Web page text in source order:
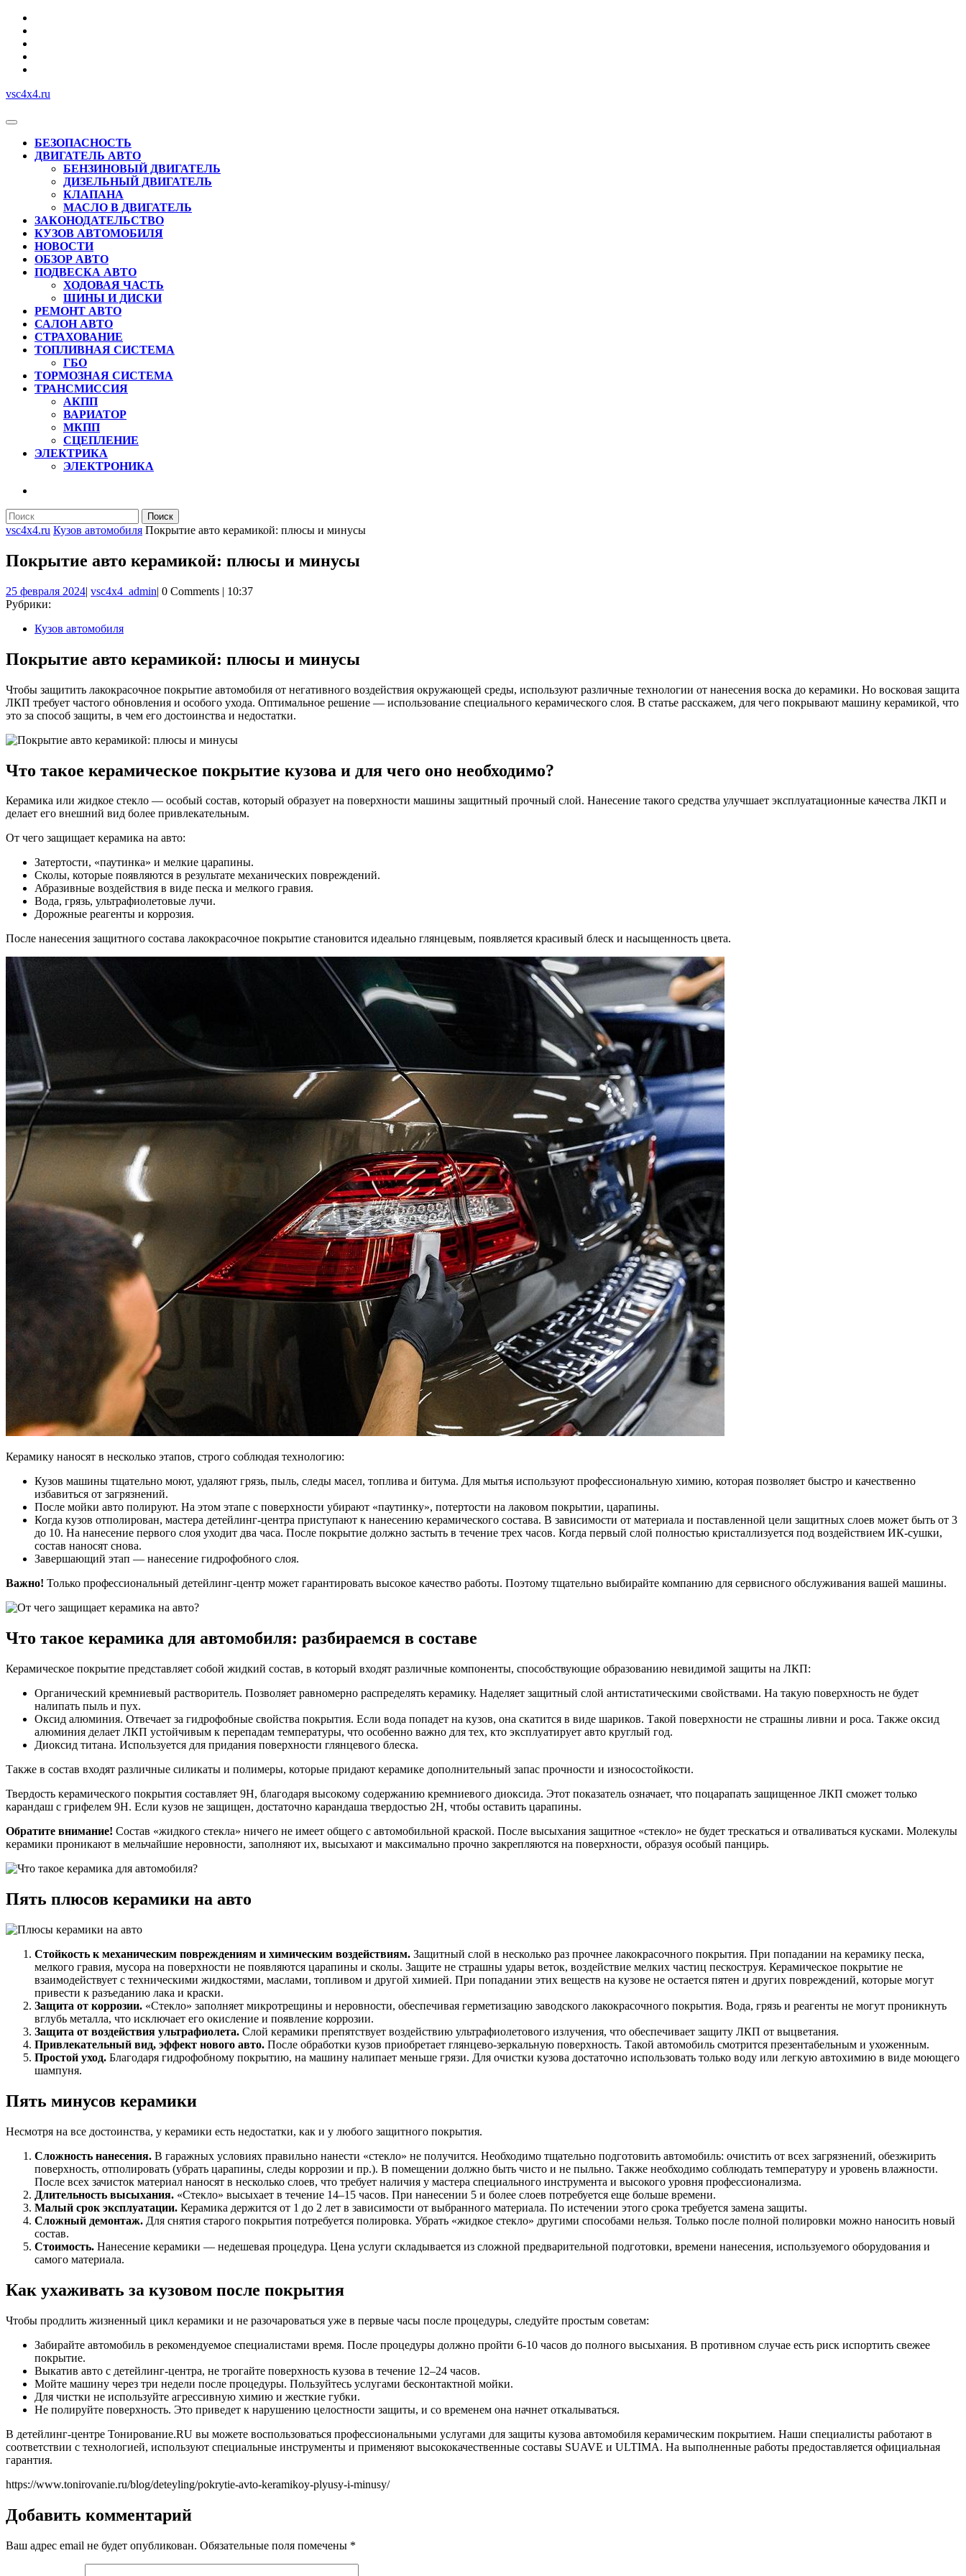
Перейти
содержимому
vsc4x4.ru
Кнопка
ОткрытьБЕЗОПАСНОСТЬ
ДВИГАТЕЛЬ АВТО
БЕНЗИНОВЫЙ ДВИГАТЕЛЬ
ДИЗЕЛЬНЫЙ ДВИГАТЕЛЬ
КЛАПАНА
МАСЛО В ДВИГАТЕЛЬ
ЗАКОНОДАТЕЛЬСТВО
КУЗОВ АВТОМОБИЛЯ
НОВОСТИ
ОБЗОР АВТО
ПОДВЕСКА АВТО
ХОДОВАЯ ЧАСТЬ
ШИНЫ И ДИСКИ
РЕМОНТ АВТО
САЛОН АВТО
СТРАХОВАНИЕ
ТОПЛИВНАЯ СИСТЕМА
ГБО
ТОРМОЗНАЯ СИСТЕМА
ТРАНСМИССИЯ
АКПП
ВАРИАТОР
МКПП
СЦЕПЛЕНИЕ
ЭЛЕКТРИКА
ЭЛЕКТРОНИКА
КНОПКА
Найти:
vsc4x4.ru Кузов автомобиля Покрытие авто керамикой: плюсы и минусы
Покрытие авто керамикой: плюсы и минусы
25 февраля 202425
| vsc4x4_adminvsc4x4_admin
| 0 Comments | 10:37
Рубрики:
Кузов автомобиля
Покрытие авто керамикой: плюсы и минусы
Чтобы защитить лакокрасочное покрытие автомобиля от негативного воздействия окружающей среды, используют различные технологии от нанесения воска до керамики. Но восковая защита
ЛКП требует частого обновления и особого ухода. Оптимальное решение — использование специального керамического слоя. В статье расскажем, для чего покрывают машину керамикой, что
это за способ защиты, в чем его достоинства и недостатки.
Что такое керамическое покрытие кузова и для чего оно необходимо?
Керамика или жидкое стекло — особый состав, который образует на поверхности машины защитный прочный слой. Нанесение такого средства улучшает эксплуатационные качества ЛКП и
делает его внешний вид более привлекательным.
От чего защищает керамика на авто:
Затертости, «паутинка» и мелкие царапины.
Сколы, которые появляются в результате механических повреждений.
Абразивные воздействия в виде песка и мелкого гравия.
Вода, грязь, ультрафиолетовые лучи.
Дорожные реагенты и коррозия.
После нанесения защитного состава лакокрасочное покрытие становится идеально глянцевым, появляется красивый блеск и насыщенность цвета.
Керамику наносят в несколько этапов, строго соблюдая технологию:
Кузов машины тщательно моют, удаляют грязь, пыль, следы масел, топлива и битума. Для мытья используют профессиональную химию, которая позволяет быстро и качественно
избавиться от загрязнений.
После мойки авто полируют. На этом этапе с поверхности убирают «паутинку», потертости на лаковом покрытии, царапины.
Когда кузов отполирован, мастера детейлинг-центра приступают к нанесению керамического состава. В зависимости от материала и поставленной цели защитных слоев может быть от 3
до 10. На нанесение первого слоя уходит два часа. После покрытие должно застыть в течение трех часов. Когда первый слой полностью кристаллизуется под воздействием ИК-сушки,
состав наносят снова.
Завершающий этап — нанесение гидрофобного слоя.
Важно! Только профессиональный детейлинг-центр может гарантировать высокое качество работы. Поэтому тщательно выбирайте компанию для сервисного обслуживания вашей машины.
Что такое керамика для автомобиля: разбираемся в составе
Керамическое покрытие представляет собой жидкий состав, в который входят различные компоненты, способствующие образованию невидимой защиты на ЛКП:
Органический кремниевый растворитель. Позволяет равномерно распределять керамику. Наделяет защитный слой антистатическими свойствами. На такую поверхность не будет
налипать пыль и пух.
Оксид алюминия. Отвечает за гидрофобные свойства покрытия. Если вода попадет на кузов, она скатится в виде шариков. Такой поверхности не страшны ливни и роса. Также оксид
алюминия делает ЛКП устойчивым к перепадам температуры, что особенно важно для тех, кто эксплуатирует авто круглый год.
Диоксид титана. Используется для придания поверхности глянцевого блеска.
Также в состав входят различные силикаты и полимеры, которые придают керамике дополнительный запас прочности и износостойкости.
Твердость керамического покрытия составляет 9H, благодаря высокому содержанию кремниевого диоксида. Этот показатель означает, что поцарапать защищенное ЛКП сможет только
карандаш с грифелем 9H. Если кузов не защищен, достаточно карандаша твердостью 2H, чтобы оставить царапины.
Обратите внимание! Состав «жидкого стекла» ничего не имеет общего с автомобильной краской. После высыхания защитное «стекло» не будет трескаться и отваливаться кусками. Молекулы
керамики проникают в мельчайшие неровности, заполняют их, высыхают и максимально прочно закрепляются на поверхности, образуя особый панцирь.
Пять плюсов керамики на авто
Стойкость к механическим повреждениям и химическим воздействиям. Защитный слой в несколько раз прочнее лакокрасочного покрытия. При попадании на керамику песка,
мелкого гравия, мусора на поверхности не появляются царапины и сколы. Защите не страшны удары веток, воздействие мелких частиц пескоструя. Керамическое покрытие не
взаимодействует с техническими жидкостями, маслами, топливом и другой химией. При попадании этих веществ на кузове не остается пятен и других повреждений, которые могут
привести к разъеданию лака и краски.
Защита от коррозии. «Стекло» заполняет микротрещины и неровности, обеспечивая герметизацию заводского лакокрасочного покрытия. Вода, грязь и реагенты не могут проникнуть
вглубь металла, что исключает его окисление и появление коррозии.
Защита от воздействия ультрафиолета. Слой керамики препятствует воздействию ультрафиолетового излучения, что обеспечивает защиту ЛКП от выцветания.
Привлекательный вид, эффект нового авто. После обработки кузов приобретает глянцево-зеркальную поверхность. Такой автомобиль смотрится презентабельным и ухоженным.
Простой уход. Благодаря гидрофобному покрытию, на машину налипает меньше грязи. Для очистки кузова достаточно использовать только воду или легкую автохимию в виде моющего
шампуня.
Пять минусов керамики
Несмотря на все достоинства, у керамики есть недостатки, как и у любого защитного покрытия.
Сложность нанесения. В гаражных условиях правильно нанести «стекло» не получится. Необходимо тщательно подготовить автомобиль: очистить от всех загрязнений, обезжирить
поверхность, отполировать (убрать царапины, следы коррозии и пр.). В помещении должно быть чисто и не пыльно. Также необходимо соблюдать температуру и уровень влажности.
После всех зачисток материал наносят в несколько слоев, что требует наличия у мастера специального инструмента и высокого уровня профессионализма.
Длительность высыхания. «Стекло» высыхает в течение 14–15 часов. При нанесении 5 и более слоев потребуется еще больше времени.
Малый срок эксплуатации. Керамика держится от 1 до 2 лет в зависимости от выбранного материала. По истечении этого срока требуется замена защиты.
Сложный демонтаж. Для снятия старого покрытия потребуется полировка. Убрать «жидкое стекло» другими способами нельзя. Только после полной полировки можно наносить новый
состав.
Стоимость. Нанесение керамики — недешевая процедура. Цена услуги складывается из сложной предварительной подготовки, времени нанесения, используемого оборудования и
самого материала.
Как ухаживать за кузовом после покрытия
Чтобы продлить жизненный цикл керамики и не разочароваться уже в первые часы после процедуры, следуйте простым советам:
Забирайте автомобиль в рекомендуемое специалистами время. После процедуры должно пройти 6-10 часов до полного высыхания. В противном случае есть риск испортить свежее
покрытие.
Выкатив авто с детейлинг-центра, не трогайте поверхность кузова в течение 12–24 часов.
Мойте машину через три недели после процедуры. Пользуйтесь услугами бесконтактной мойки.
Для чистки не используйте агрессивную химию и жесткие губки.
Не полируйте поверхность. Это приведет к нарушению целостности защиты, и со временем она начнет откалываться.
В детейлинг-центре Тонирование.RU вы можете воспользоваться профессиональными услугами для защиты кузова автомобиля керамическим покрытием. Наши специалисты работают в
соответствии с технологией, используют специальные инструменты и применяют высококачественные составы SUAVE и ULTIMA. На выполненные работы предоставляется официальная
гарантия.
https://www.tonirovanie.ru/blog/deteyling/pokrytie-avto-keramikoy-plyusy-i-minusy/
Добавить комментарий
Ваш адрес email не будет опубликован. Обязательные поля помечены *